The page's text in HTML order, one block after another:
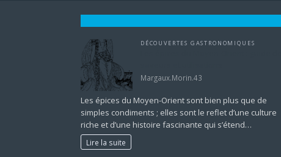
DÉCOUVERTES GASTRONOMIQUES
Margaux.Morin.43
Les épices du Moyen-Orient sont bien plus que de
simples condiments ; elles sont le reflet d’une culture
riche et d’une histoire fascinante qui s’étend…
Lire la suite